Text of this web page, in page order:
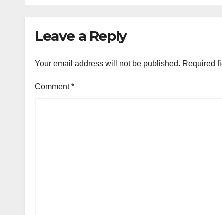
Leave a Reply
Your email address will not be published. Required
Comment*